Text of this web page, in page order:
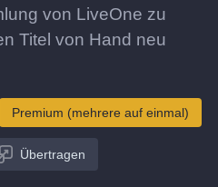
von LiveOne zu
Titel von Hand neu
Premium (mehrere auf einmal)
Übertragen